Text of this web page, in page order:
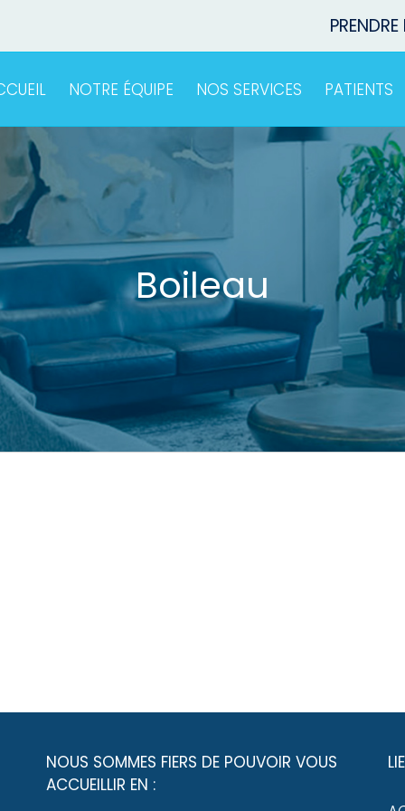
NOTRE ÉQUIPE NOS SERVICES PATIENTS
Boileau
NOUS SOMMES FIERS DE POUVOIR VOUS
ACCUEILLIR EN :